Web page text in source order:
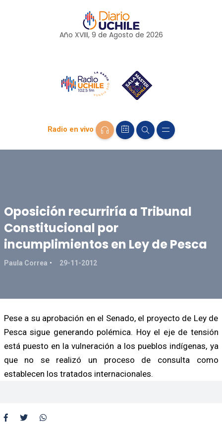
Año XVIII, 9 de Agosto de 2026
Radio en vivo
Oposición recurriría a Tribunal
Constitucional por
incumplimientos en Ley de Pesca
Paula Correa 29-11-2012
Pese a su aprobación en el Senado, el proyecto de Ley de
Pesca sigue generando polémica. Hoy el eje de tensión
está puesto en la vulneración a los pueblos indígenas, ya
que no se realizó un proceso de consulta como
establecen los tratados internacionales.